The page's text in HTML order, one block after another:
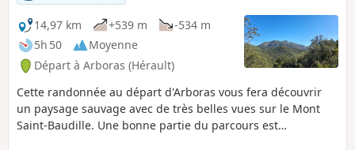
14,97 km
+539 m
-534 m
5h 50
Moyenne
Départ à Arboras (Hérault)
Cette randonnée au départ d'Arboras vous fera découvrir
un paysage sauvage avec de très belles vues sur le Mont
Saint-Baudille. Une bonne partie du parcours est